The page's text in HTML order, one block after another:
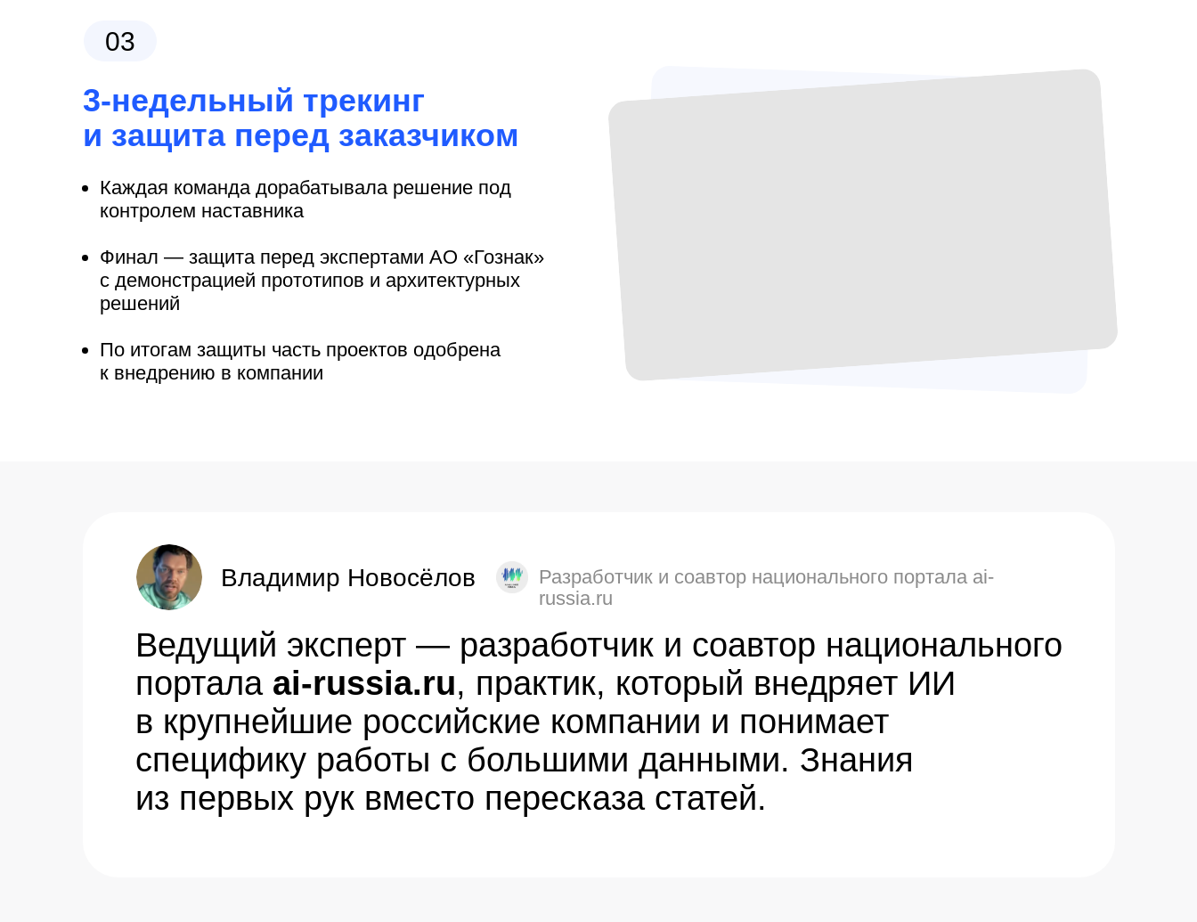
Каждая команда дорабатывала решение под
контролем наставника
Финал — защита перед экспертами АО «Гознак»
с демонстрацией прототипов и архитектурных
решений
По итогам защиты часть проектов одобрена
к внедрению в компании
3-недельный трекинг
и защита перед заказчиком
03
Ведущий эксперт — разработчик и соавтор национального
портала ai-russia.ru, практик, который внедряет ИИ
в крупнейшие российские компании и понимает
специфику работы с большими данными. Знания
из первых рук вместо пересказа статей.
Владимир Новосёлов
Разработчик и соавтор национального портала ai-
russia.ru